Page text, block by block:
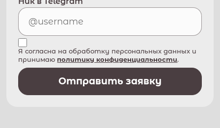
Я согласна на обработку персональных данных и
принимаю политику конфиденциальности.
Отправить заявку